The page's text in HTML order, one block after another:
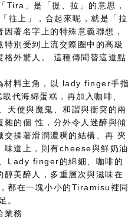
」是「提、拉」的意思，
往上」，合起來呢，就是「拉
著名字上的特殊意義聯想，
別受到上流交際圈中的高級
格外驚人。 這種傳聞替這道點
料主角，以 lady finger手指
代海綿蛋糕，再加入咖啡、
天使與魔鬼、和諧與衝突的兩
的個 性，分外令人迷醉與傾
交揉著滑潤濃稠的結構、再 夾
味道上，則有cheese與鮮奶油
Lady finger的綿細、咖啡的
美醉人，多重層次與滋味在
都在一塊小小的Tiramisu裡同
。
業務